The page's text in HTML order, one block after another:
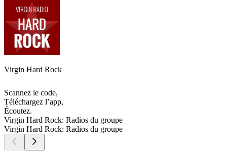
Virgin Hard Rock
Scannez le code,
Téléchargez l’app,
Écoutez.
Virgin Hard Rock: Radios du groupe
Virgin Hard Rock: Radios du groupe